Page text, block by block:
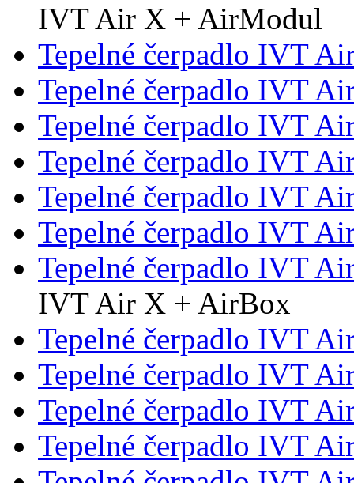
IVT Air X + AirModul
Tepelné čerpadlo IVT
Tepelné čerpadlo IVT
Tepelné čerpadlo IVT
Tepelné čerpadlo IVT
Tepelné čerpadlo IVT
Tepelné čerpadlo IVT
Tepelné čerpadlo IVT
IVT Air X + AirBox
Tepelné čerpadlo IVT
Tepelné čerpadlo IVT
Tepelné čerpadlo IVT
Tepelné čerpadlo IVT